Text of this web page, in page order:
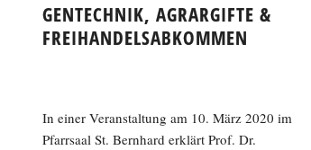
GENTECHNIK, AGRARGIFTE &
FREIHANDELSABKOMMEN
In einer Veranstaltung am 10. März 2020 im
Pfarrsaal St. Bernhard erklärt Prof. Dr.